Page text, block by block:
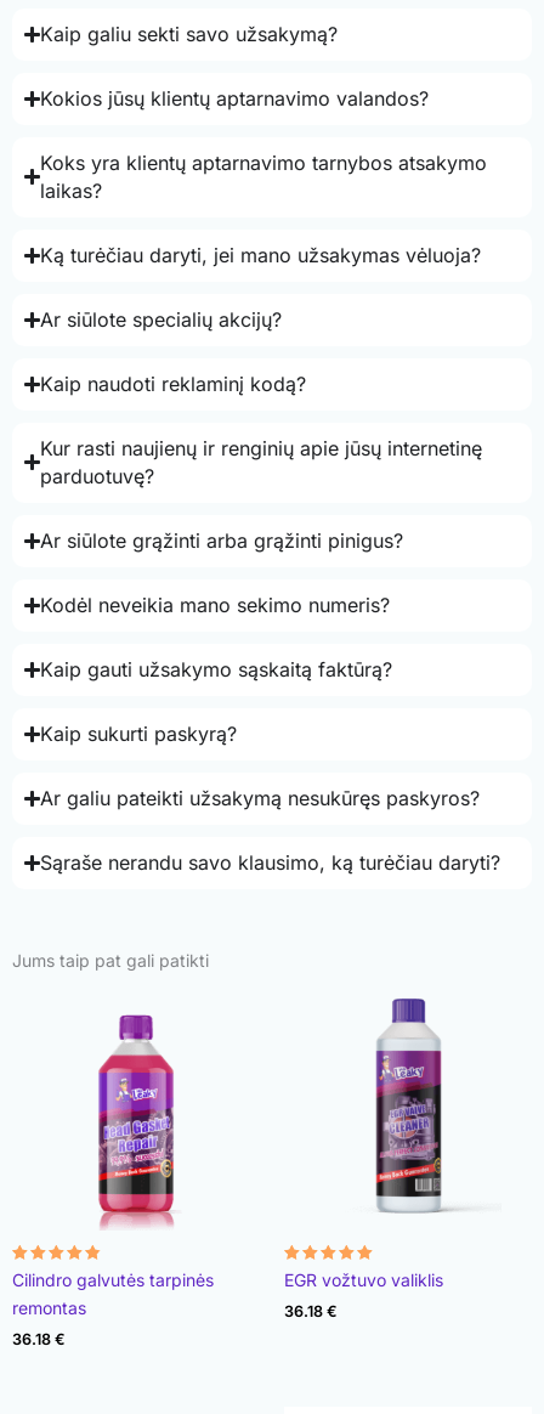
Kaip galiu sekti savo užsakymą?
Kokios jūsų klientų aptarnavimo valandos?
Koks yra klientų aptarnavimo tarnybos atsakymo
laikas?
Ką turėčiau daryti, jei mano užsakymas vėluoja?
Ar siūlote specialių akcijų?
Kaip naudoti reklaminį kodą?
Kur rasti naujienų ir renginių apie jūsų internetinę
parduotuvę?
Ar siūlote grąžinti arba grąžinti pinigus?
Kodėl neveikia mano sekimo numeris?
Kaip gauti užsakymo sąskaitą faktūrą?
Kaip sukurti paskyrą?
Ar galiu pateikti užsakymą nesukūręs paskyros?
Sąraše nerandu savo klausimo, ką turėčiau daryti?
Jums taip pat gali patikti
Įvertinimas:
4.78
iš 5
Cilindro galvutės tarpinės
remontas
36.18 €
Įvertinimas:
4.93
iš 5
EGR vožtuvo valiklis
36.18 €